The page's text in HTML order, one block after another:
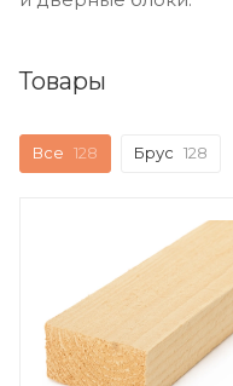
Товары
Все 128 Брус 128